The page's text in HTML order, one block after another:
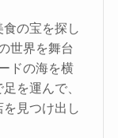
の宝を探し
世界を舞台
ドの海を横
を運んで、
見つけ出し